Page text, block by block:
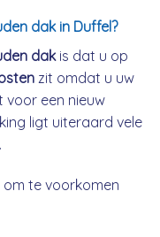
dak in Duffel?
dakis dat u op
zit omdat u uw
voor een nieuw
ligt uiteraard vele
te voorkomen